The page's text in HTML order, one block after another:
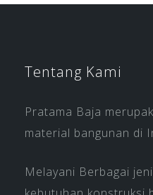
Tentang Kami
Pratama Baja
material bangunan di
Melayani Berbagai